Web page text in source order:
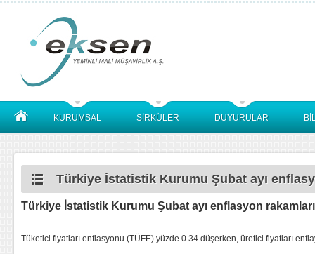
KURUMSAL SİRKÜLER DUYURULAR
Türkiye İstatistik Kurumu Şubat ayı
Türkiye İstatistik Kurumu Şubat ayı enflasyon
Tüketici fiyatları enflasyonu (TÜFE) yüzde 0.34 düşerken, üretici fiyatları